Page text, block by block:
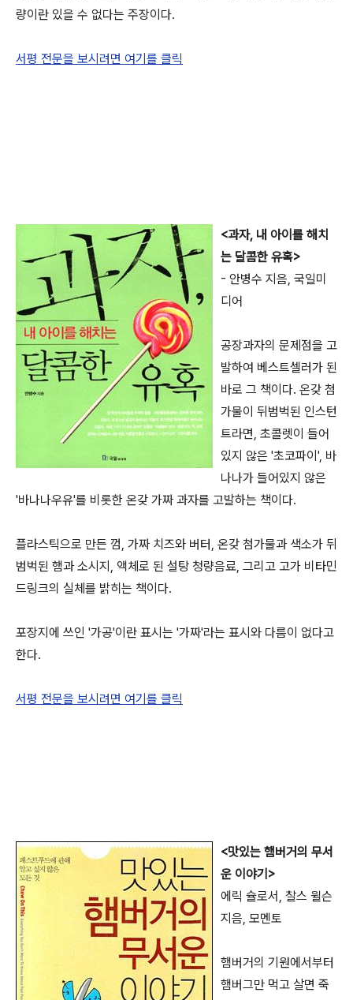
량이란 있을 수 없다는 주장이다.
서평 전문을 보시려면 여기를 클릭
<과자, 내 아이를 해치
는 달콤한 유혹>
- 안병수 지음, 국일미
디어
공장과자의 문제점을 고
발하여 베스트셀러가 된
바로 그 책이다. 온갖 첨
가물이 뒤범벅된 인스턴
트라면, 초콜렛이 들어
있지 않은 '초코파이', 바
나나가 들어있지 않은
'바나나우유'를 비롯한 온갖 가짜 과자를 고발하는 책이다.
플라스틱으로 만든 껌, 가짜 치즈와 버터, 온갖 첨가물과 색소가 뒤
범벅된 햄과 소시지, 액체로 된 설탕 청량음료, 그리고 고가 비타민
드링크의 실체를 밝히는 책이다.
포장지에 쓰인 '가공'이란 표시는 '가짜'라는 표시와 다름이 없다고
한다.
서평 전문을 보시려면 여기를 클릭
<맛있는 햄버거의 무서
운 이야기>
에릭 슐로서, 찰스 윌슨
지음, 모멘토
햄버거의 기원에서부터
햄버그만 먹고 살면 죽